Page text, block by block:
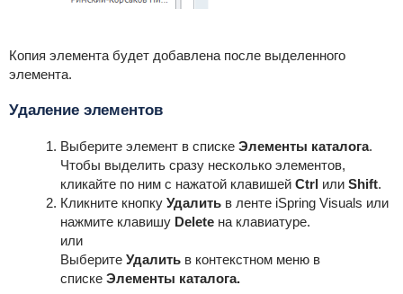
Копия элемента будет добавлена после выделенного
элемента.
Удаление элементов
Выберите элемент в списке Элементы каталога.
Чтобы выделить сразу несколько элементов,
кликайте по ним с нажатой клавишей Ctrlили Shift.
Кликните кнопку Удалить в ленте iSpring Visuals или
нажмите клавишу Deleteна клавиатуре.
или
Выберите Удалить в контекстном меню в
списке Элементы каталога.